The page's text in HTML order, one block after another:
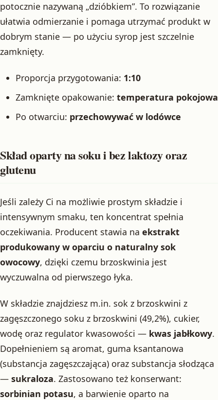
potocznie nazywaną „dzióbkiem”. To rozwiązanie
ułatwia odmierzanie i pomaga utrzymać produkt w
dobrym stanie — po użyciu syrop jest szczelnie
zamknięty.
Proporcja przygotowania: 1:10
Zamknięte opakowanie: temperatura pokojowa
Po otwarciu: przechowywać w lodówce
Skład oparty na soku i bez laktozy oraz
glutenu
Jeśli zależy Ci na możliwie prostym składzie i
intensywnym smaku, ten koncentrat spełnia
oczekiwania. Producent stawia na ekstrakt
produkowany w oparciu o naturalny sok
owocowy, dzięki czemu brzoskwinia jest
wyczuwalna od pierwszego łyka.
W składzie znajdziesz m.in. sok z brzoskwini z
zagęszczonego soku z brzoskwini (49,2%), cukier,
wodę oraz regulator kwasowości — kwas jabłkowy.
Dopełnieniem są aromat, guma ksantanowa
(substancja zagęszczająca) oraz substancja słodząca
— sukraloza. Zastosowano też konserwant:
sorbinian potasu, a barwienie oparto na